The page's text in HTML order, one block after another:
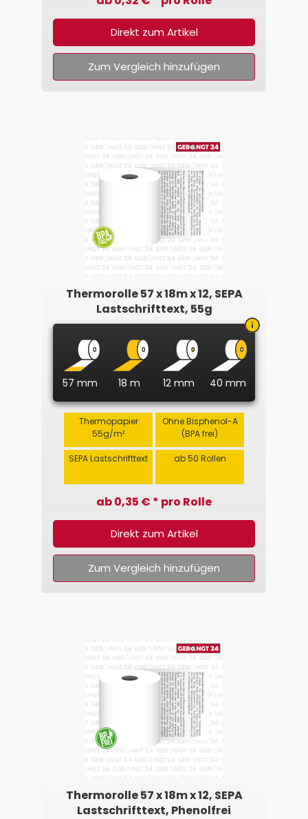
Direkt zum Artikel
Zum Vergleich hinzufügen
Thermorolle 57 x 18m x 12, SEPA
Lastschrifttext, 55g
57 mm 18 m 12 mm 40 mm
Thermopapier
55g/m²
Ohne Bisphenol-A
(BPA frei)
SEPA Lastschrifttext ab 50 Rollen
ab 0,35 € * pro Rolle
Direkt zum Artikel
Zum Vergleich hinzufügen
Thermorolle 57 x 18m x 12, SEPA
Lastschrifttext, Phenolfrei